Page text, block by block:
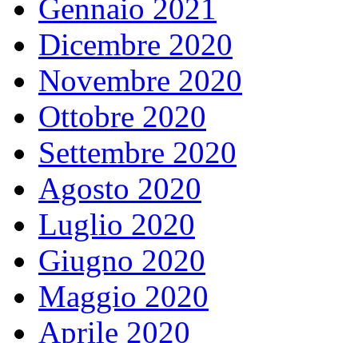
Gennaio 2021
Dicembre 2020
Novembre 2020
Ottobre 2020
Settembre 2020
Agosto 2020
Luglio 2020
Giugno 2020
Maggio 2020
Aprile 2020